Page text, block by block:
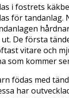
i fostrets
för tandanlag.
De första
vitare och
som kommer
födas med
har